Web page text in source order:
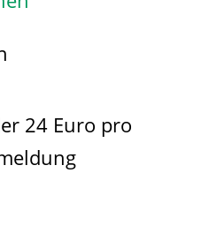
24 Euro pro